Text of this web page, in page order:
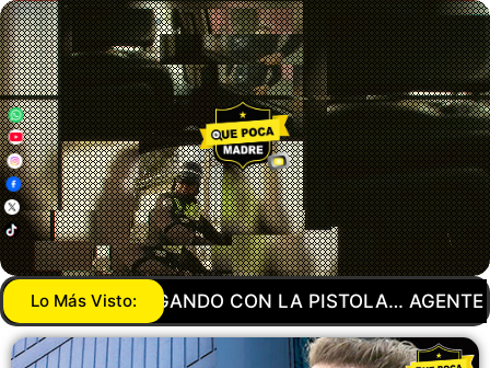
Lo Más Visto:
AGENTE DE LA GUARDIA NACIONAL MANDA A